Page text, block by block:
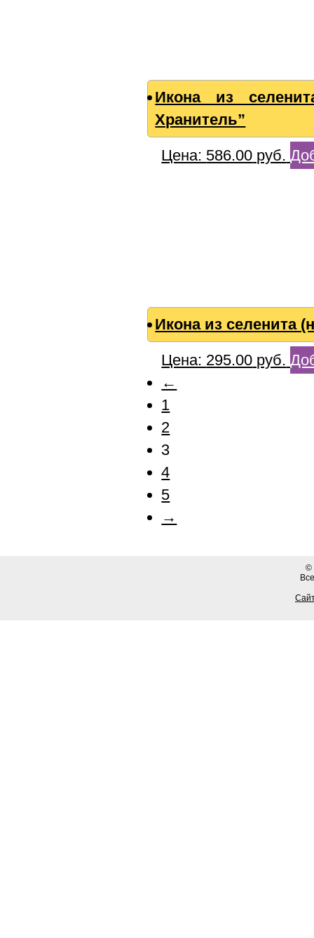
Икона из
Хранитель”
Цена: 586.00 руб.
Икона из селенита
Цена: 295.00 руб.
←
1
2
3
4
5
→
©